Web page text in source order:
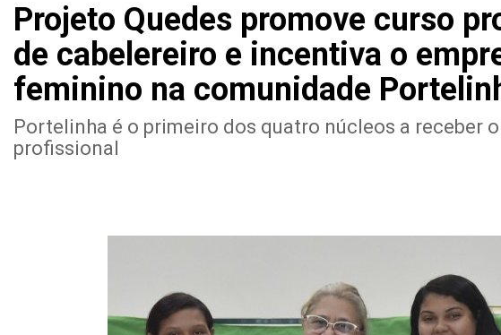
Projeto Quedes promove curso
de cabelereiro e incentiva o
feminino na comunidade
Portelinha é o primeiro dos quatro núcleos a receber
profissional